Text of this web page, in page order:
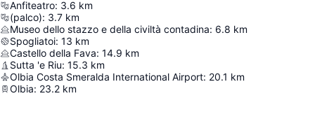
Anfiteatro: 3.6 km
(palco): 3.7 km
Museo dello stazzo e della civiltà contadina: 6.8 km
Spogliatoi: 13 km
Castello della Fava: 14.9 km
Sutta 'e Riu: 15.3 km
Olbia Costa Smeralda International Airport: 20.1 km
Olbia: 23.2 km